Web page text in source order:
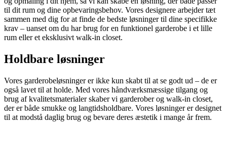
til dit rum og dine opbevaringsbehov. Vores designere arbejder tæt
sammen med dig for at finde de bedste løsninger til dine specifikke
krav – uanset om du har brug for en funktionel garderobe i et lille
rum eller et eksklusivt walk-in closet.
Holdbare løsninger
Vores garderobeløsninger er ikke kun skabt til at se godt ud – de er
også lavet til at holde. Med vores håndværksmæssige tilgang og
brug af kvalitetsmaterialer skaber vi garderober og walk-in closet,
der er både smukke og langtidsholdbare. Vores løsninger er designet
til at modstå daglig brug og bevare deres æstetik i mange år frem.